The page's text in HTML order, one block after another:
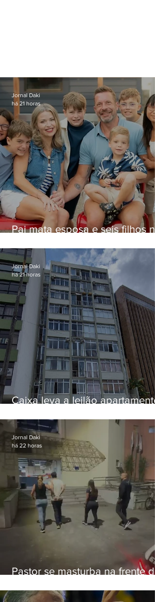
Pai mata esposa e seis filhos
Jornal Daki
há 21 horas
Caixa leva a leilão apartamento
Botafogo
Jornal Daki
há 21 horas
Pastor se masturba na frente de
Jornal Daki
há 22 horas